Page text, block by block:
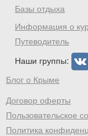
Базы отдыха
Информация о
Путеводитель
Наши группы:
Блог о Крыме
Договор оферты
Пользовательское
Политика
Хочешь